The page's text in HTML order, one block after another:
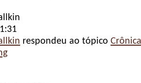
respondeu ao tópico